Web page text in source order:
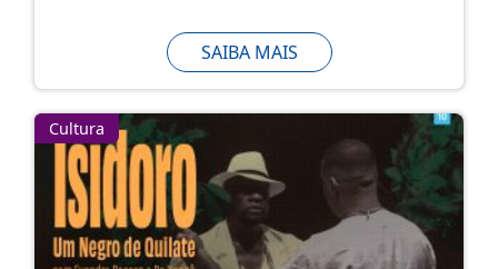
SAIBA MAIS
Cultura